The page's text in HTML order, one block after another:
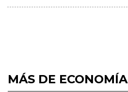
MÁS DE ECONOMÍA